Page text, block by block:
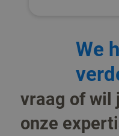
We
vraag of wil
onze